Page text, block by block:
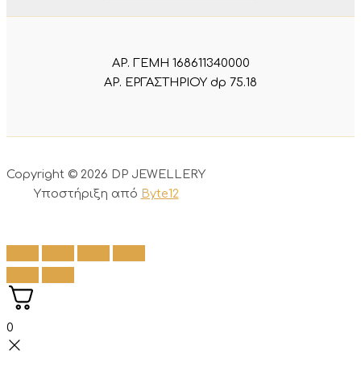
ΑΡ. ΓΕΜΗ 168611340000
ΑΡ. ΕΡΓΑΣΤΗΡΙΟΥ dp 75.18
Copyright © 2026 DP JEWELLERY
Υποστήριξη από Byte12
0